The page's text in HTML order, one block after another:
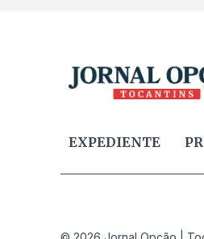
EXPEDIENTE